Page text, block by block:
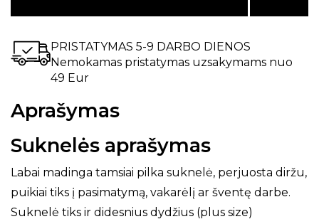
PRISTATYMAS 5-9 DARBO DIENOS
Nemokamas pristatymas uzsakymams nuo
49 Eur
Aprašymas
Suknelės aprašymas
Labai madinga tamsiai pilka suknelė, perjuosta diržu,
puikiai tiks į pasimatymą, vakarėlį ar šventę darbe.
Suknelė tiks ir didesnius dydžius (plus size)